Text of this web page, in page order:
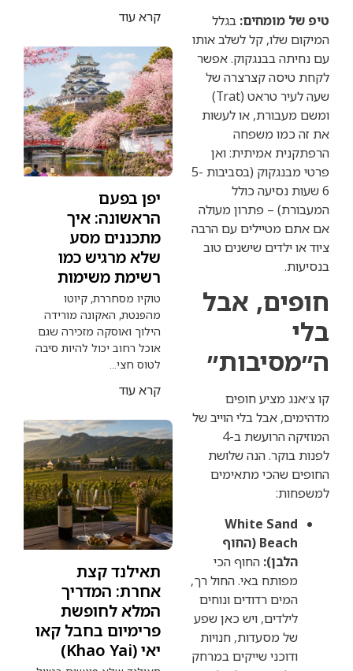
בגלל
קל לשלב אותו
בבנגקוק. אפשר
קצרצרה של
שעה לעיר טראט (Trat)
או לעשות
משפחה
אמיתית: ואן
פרטי מבנגקוק (בסביבות 5-
כולל
– פתרון מעולה
עם הרבה
שישנים טוב
אבל
מציע חופים
אבל בלי הוייב של
המוזיקה הרועשת ב-4
הנה שלושת
מתאימים
White
Beach (החוף
החוף הכי
באי. החול רך,
רדודים ונוחים
ויש כאן שפע
מסעדות, חנויות
שייקים במרחק
קרא עוד
הראשונה: איך
מתכננים מסע
שלא מרגיש כמו
רשימת משימות
טוקיו מסחררת, קיוטו
מהפנטת, האקונה מורידה
הילוך ואוסקה מזכירה שגם
אוכל רחוב יכול להיות סיבה
לטוס חצי...
תאילנד קצת
אחרת: המדריך
המלא לחופשת
פרימיום בחבל קאו
יאי (Khao Yai)